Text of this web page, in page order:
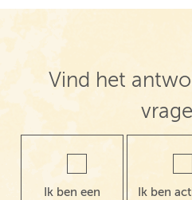
Vind het
Ik ben een
Ik ben